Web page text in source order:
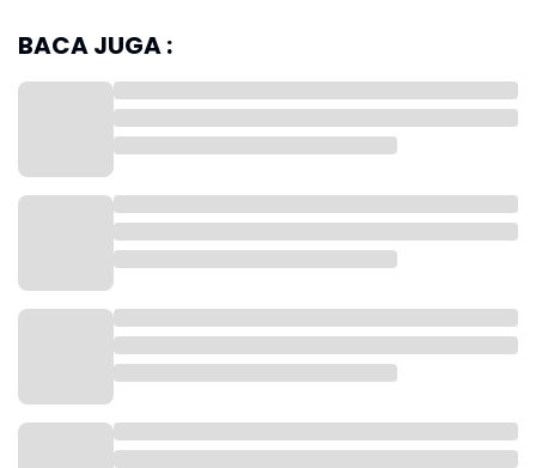
Kementerian Kehakiman Korea Selatan menyebut
kebijakan itu menjadi bagian dari upaya pemerintah
untuk meningkatkan jumlah wisatawan asing yang
datang ke negara tersebut.
Program ini sebelumnya diputuskan dalam rapat
strategi pariwisata yang dipimpin Presiden Lee Jae
Myung pada Februari lalu. Dalam pertemuan itu,
pemerintah sepakat melonggarkan aturan visa dan
akses masuk bagi turis asing demi mendongkrak
sektor pariwisata.
BACA JUGA :